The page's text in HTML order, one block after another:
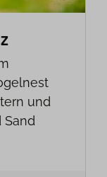
und
Sand